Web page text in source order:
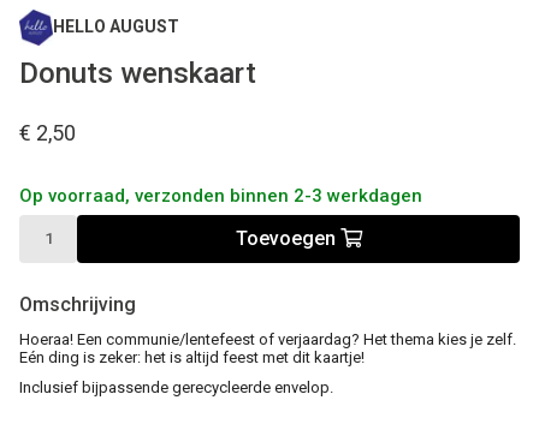
HELLO AUGUST
Donuts wenskaart
€ 2,50
Op voorraad, verzonden binnen 2-3 werkdagen
Toevoegen
Omschrijving
Hoeraa! Een communie/lentefeest of verjaardag? Het thema kies je zelf.
Eén ding is zeker: het is altijd feest met dit kaartje!
Inclusief bijpassende gerecycleerde envelop.